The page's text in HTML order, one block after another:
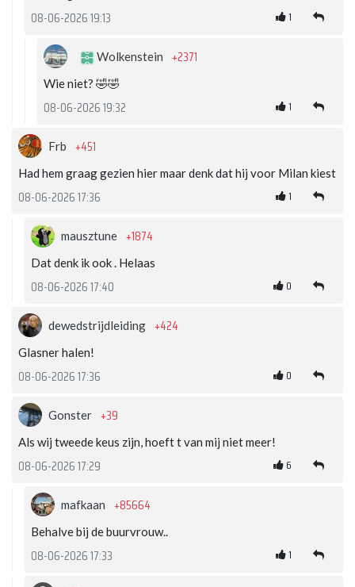
08-06-2026 19:13 1
Wolkenstein +2371
Wie niet? 🤣🤣
08-06-2026 19:32 1
Frb +451
Had hem graag gezien hier maar denk dat hij voor Milan kiest
08-06-2026 17:36 1
mausztune +1874
Dat denk ik ook . Helaas
08-06-2026 17:40 0
dewedstrijdleiding +424
Glasner halen!
08-06-2026 17:36 0
Gonster +39
Als wij tweede keus zijn, hoeft t van mij niet meer!
08-06-2026 17:29 6
mafkaan +85664
Behalve bij de buurvrouw..
08-06-2026 17:33 1